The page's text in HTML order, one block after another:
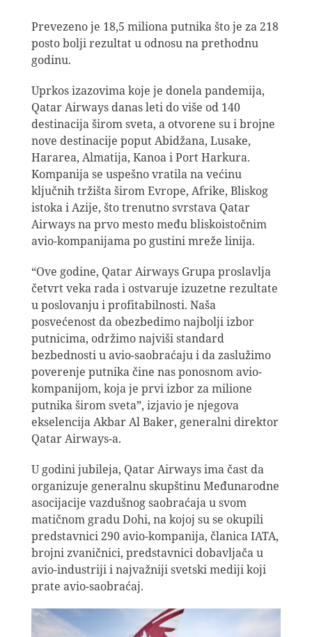
Prevezeno je 18,5 miliona putnika što je za 218
posto bolji rezultat u odnosu na prethodnu
godinu.
Uprkos izazovima koje je donela pandemija,
Qatar Airways danas leti do više od 140
destinacija širom sveta, a otvorene su i brojne
nove destinacije poput Abidžana, Lusake,
Hararea, Almatija, Kanoa i Port Harkura.
Kompanija se uspešno vratila na većinu
ključnih tržišta širom Evrope, Afrike, Bliskog
istoka i Azije, što trenutno svrstava Qatar
Airways na prvo mesto među bliskoistočnim
avio-kompanijama po gustini mreže linija.
“Ove godine, Qatar Airways Grupa proslavlja
četvrt veka rada i ostvaruje izuzetne rezultate
u poslovanju i profitabilnosti. Naša
posvećenost da obezbedimo najbolji izbor
putnicima, održimo najviši standard
bezbednosti u avio-saobraćaju i da zaslužimo
poverenje putnika čine nas ponosnom avio-
kompanijom, koja je prvi izbor za milione
putnika širom sveta”, izjavio je njegova
ekselencija Akbar Al Baker, generalni direktor
Qatar Airways-a.
U godini jubileja, Qatar Airways ima čast da
organizuje generalnu skupštinu Međunarodne
asocijacije vazdušnog saobraćaja u svom
matičnom gradu Dohi, na kojoj su se okupili
predstavnici 290 avio-kompanija, članica IATA,
brojni zvaničnici, predstavnici dobavljača u
avio-industriji i najvažniji svetski mediji koji
prate avio-saobraćaj.